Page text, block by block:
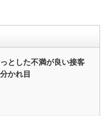
とした不満が良い接客
かれ目